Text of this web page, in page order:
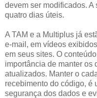
devem ser modificados.
quatro dias úteis.
A TAM e a Multiplus já
e-mail, em vídeos
em seus sites. O
importância de manter os
atualizados. Manter o
recebimento do código, é
segurança dos dados e